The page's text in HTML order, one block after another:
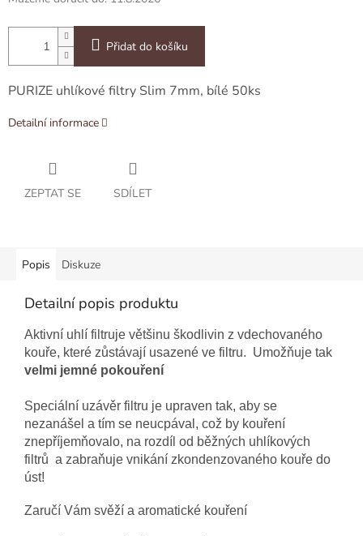
Přidat do košíku
PURIZE uhlíkové filtry Slim 7mm, bílé 50ks
Detailní informace
ZEPTAT SE SDÍLET
Popis Diskuze
Detailní popis produktu
Aktivní uhlí filtruje většinu škodlivin z vdechovaného
kouře, které zůstávají usazené ve filtru. Umožňuje tak
velmi jemné pokouření
Speciální uzávěr filtru je upraven tak, aby se
nezanášel a tím se neucpával, což by kouření
znepříjemňovalo, na rozdíl od běžných uhlíkových
filtrů a zabraňuje vnikání zkondenzovaného kouře do
úst!
Zaručí Vám svěží a aromatické kouření